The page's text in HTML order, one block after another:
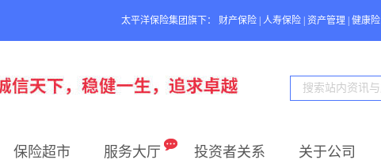
太平洋保险集团旗下： 财产保险 人寿保险 资产管理 健康险
保险超市 服务大厅 投资者关系 关于公司